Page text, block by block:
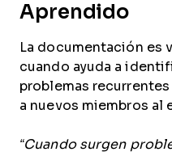
Aprendido
La documentación es
cuando ayuda a
problemas
a nuevos miembros al
“Cuando surgen